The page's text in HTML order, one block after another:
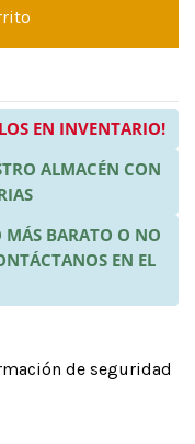
EN INVENTARIO!
ALMACÉN CON
MÁS BARATO O NO
EN EL
de seguridad